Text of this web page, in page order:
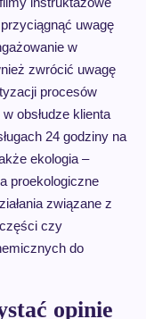
uwagę
w
zwrócić uwagę
procesów
obsłudze klienta
24 godziny na
ekologia –
proekologiczne
związane z
czy
do
opinie